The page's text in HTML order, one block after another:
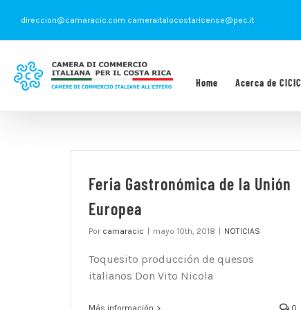
contenido
direccion@camaracic.com cameraitalocostaricense@pec.it
Home Acerca de CICIC
Feria Gastronómica de la Unión
Europea
Por camaracic mayo 10th, 2018 NOTICIAS
Toquesito producción de quesos
italianos Don Vito Nicola
Más información 0